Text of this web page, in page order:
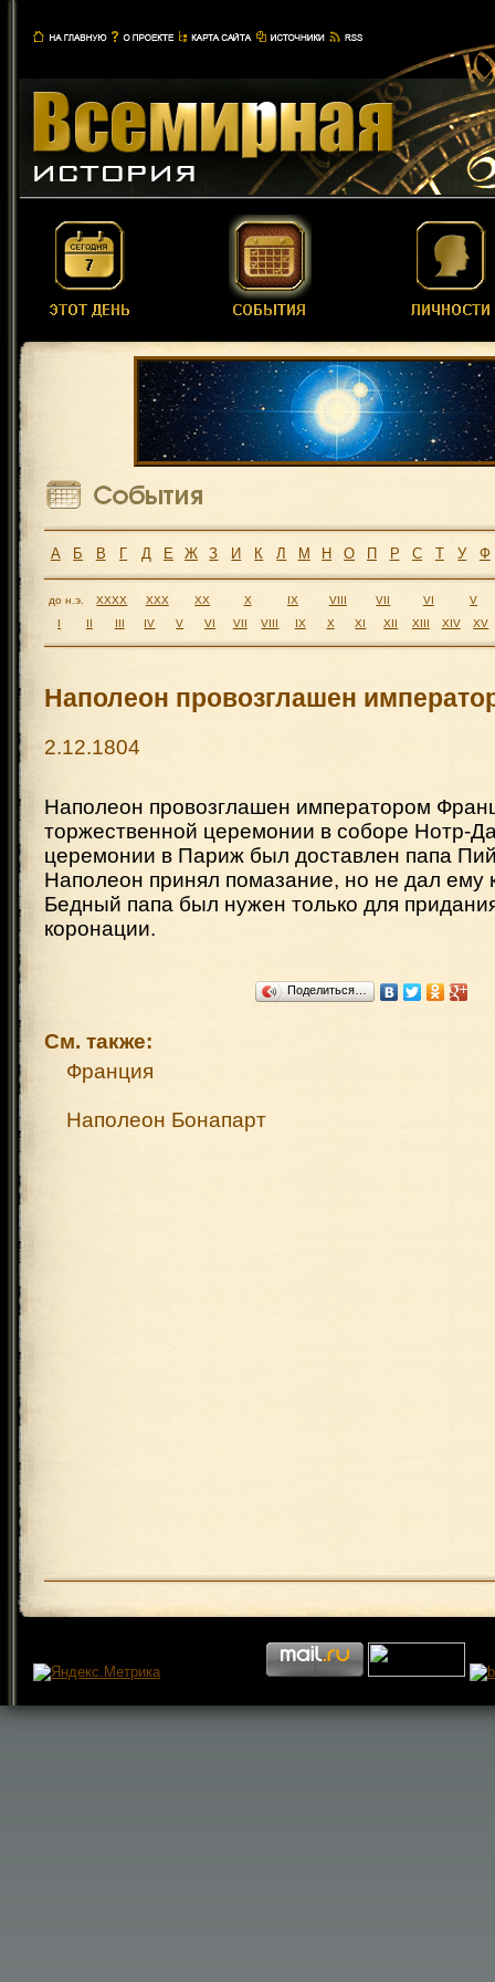
А Б В Г Д Е Ж З И К Л М Н О П Р С Т У Ф
до н.э. XXXX XXX XX X IX VIII VII VI
V
I
II III IV V VI VII VIII IX X XI XII XIII XIV XV
Наполеон провозглашен
2.12.1804
Наполеон провозглашен императором
торжественной церемонии в соборе Нотр-
церемонии в Париж был доставлен папа Пий
Наполеон принял помазание, но не дал ему
Бедный папа был нужен только для
коронации.
Поделиться…
См. также:
Франция
Наполеон Бонапарт